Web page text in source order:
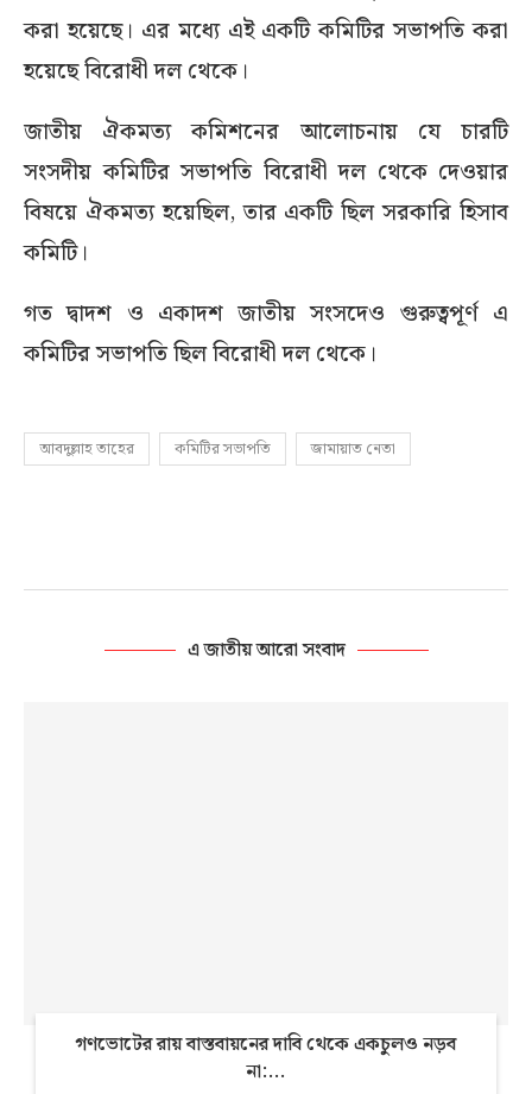
করা হয়েছে। এর মধ্যে এই একটি কমিটির সভাপতি করা
হয়েছে বিরোধী দল থেকে।
জাতীয় ঐকমত্য কমিশনের আলোচনায় যে চারটি
সংসদীয় কমিটির সভাপতি বিরোধী দল থেকে দেওয়ার
বিষয়ে ঐকমত্য হয়েছিল, তার একটি ছিল সরকারি হিসাব
কমিটি।
গত দ্বাদশ ও একাদশ জাতীয় সংসদেও গুরুত্বপূর্ণ এ
কমিটির সভাপতি ছিল বিরোধী দল থেকে।
আবদুল্লাহ তাহের কমিটির সভাপতি জামায়াত নেতা
এ জাতীয় আরো সংবাদ
গণভোটের রায় বাস্তবায়নের দাবি থেকে একচুলও নড়ব
না:...